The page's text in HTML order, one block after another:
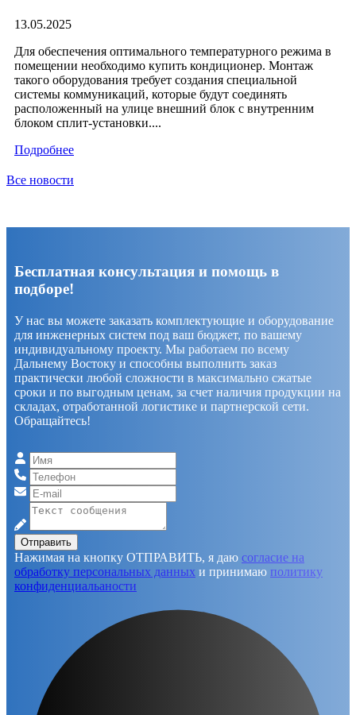
13.05.2025
Для обеспечения оптимального температурного режима в
помещении необходимо купить кондиционер. Монтаж
такого оборудования требует создания специальной
системы коммуникаций, которые будут соединять
расположенный на улице внешний блок с внутренним
блоком сплит-установки....
Подробнее
Все новости
Бесплатная консультация и помощь в
подборе!
У нас вы можете заказать комплектующие и оборудование
для инженерных систем под ваш бюджет, по вашему
индивидуальному проекту. Мы работаем по всему
Дальнему Востоку и способны выполнить заказ
практически любой сложности в максимально сжатые
сроки и по выгодным ценам, за счет наличия продукции на
складах, отработанной логистике и партнерской сети.
Обращайтесь!
Отправить
Нажимая на кнопку ОТПРАВИТЬ, я даю согласие на
обработку персональных данных и принимаю политику
конфиденциальаности